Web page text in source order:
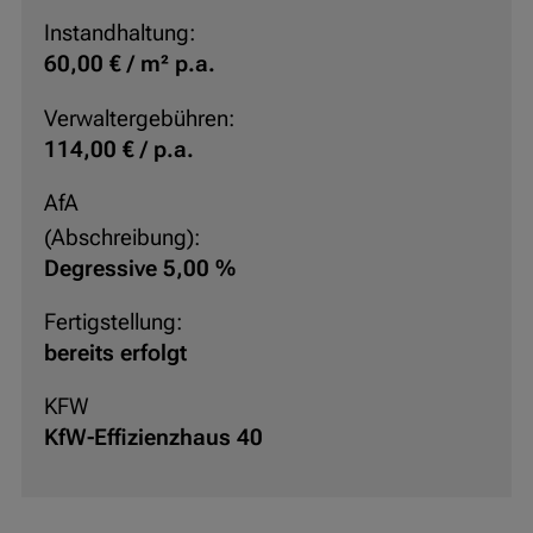
Instandhaltung:
60,00 € / m² p.a.
Verwaltergebühren:
114,00 € / p.a.
AfA
(Abschreibung):
Degressive 5,00 %
Fertigstellung:
bereits erfolgt
KFW
KfW-Effizienzhaus 40